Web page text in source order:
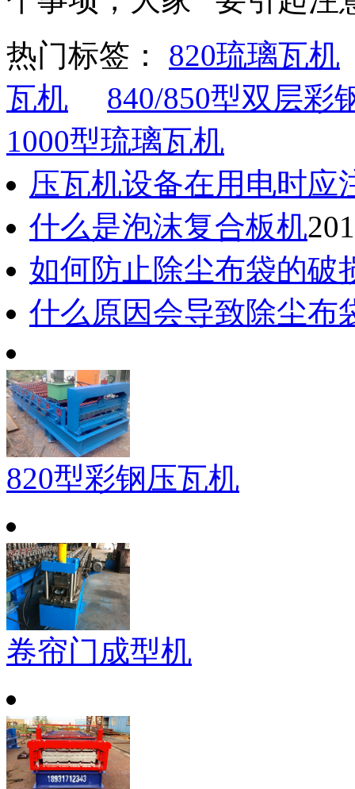
热门标签： 820琉璃瓦机
瓦机
840/850型双层彩
1000型琉璃瓦机
压瓦机设备在用电时应
什么是泡沫复合板机
如何防止除尘布袋的破
什么原因会导致除尘布
820型彩钢压瓦机
卷帘门成型机